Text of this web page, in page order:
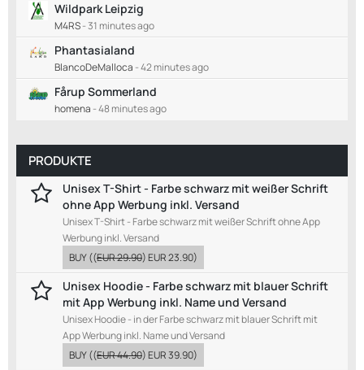
Wildpark Leipzig
M4RS-31 minutes ago
Phantasialand
BlancoDeMalloca -42 minutes ago
Fårup Sommerland
homena -48 minutes ago
PRODUKTE
Unisex T-Shirt - Farbe schwarz mit weißer Schrift
ohne App Werbung inkl. Versand
Unisex T-Shirt - Farbe schwarz mit weißer Schrift ohne App
Werbung inkl. Versand
BUY((EUR 29.90)EUR 23.90)
Unisex Hoodie - Farbe schwarz mit blauer Schrift
mit App Werbung inkl. Name und Versand
Unisex Hoodie - in der Farbe schwarz mit blauer Schrift mit
App Werbung inkl. Name und Versand
BUY((EUR 44.90)EUR 39.90)